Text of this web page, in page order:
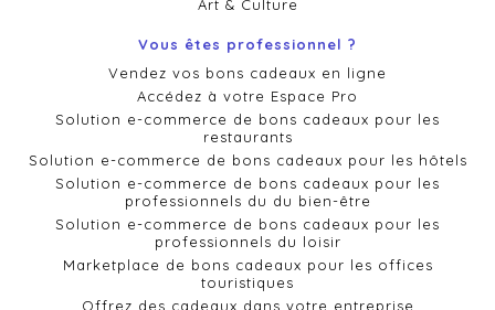
Art & Culture
Vous êtes professionnel ?
Vendez vos bons cadeaux en ligne
Accédez à votre Espace Pro
Solution e-commerce de bons cadeaux pour les
restaurants
Solution e-commerce de bons cadeaux pour les hôtels
Solution e-commerce de bons cadeaux pour les
professionnels du du bien-être
Solution e-commerce de bons cadeaux pour les
professionnels du loisir
Marketplace de bons cadeaux pour les offices
touristiques
Offrez des cadeaux dans votre entreprise